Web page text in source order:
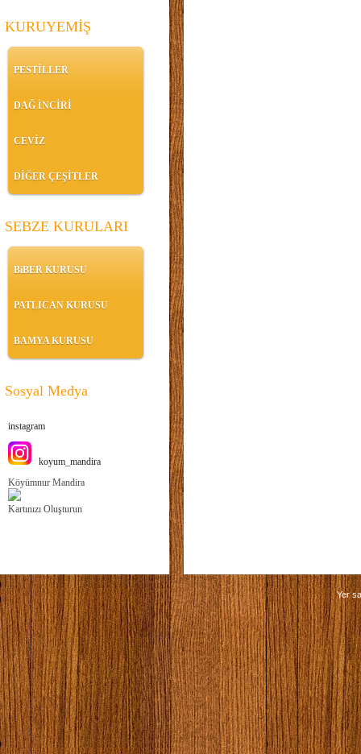
KURUYEMİŞ
PESTİLLER
DAĞ İNCİRİ
CEVİZ
DİĞER ÇEŞİTLER
SEBZE KURULARI
BiBER KURUSU
PATLICAN KURUSU
BAMYA KURUSU
Sosyal Medya
instagram
koyum_mandira
Köyümnur Mandira
Kartınızı Oluşturun
Yer